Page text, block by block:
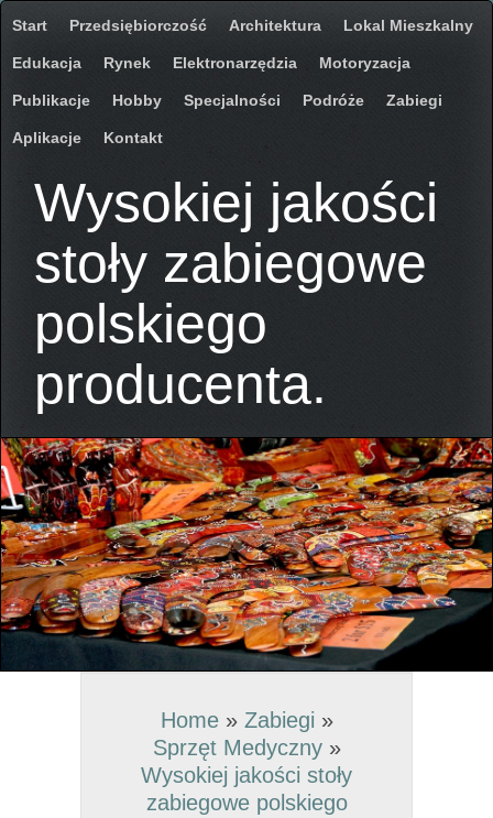
Start Przedsiębiorczość Architektura Lokal Mieszkalny
Edukacja Rynek Elektronarzędzia Motoryzacja
Publikacje Hobby Specjalności Podróże Zabiegi
Aplikacje Kontakt
Wysokiej jakości
stoły zabiegowe
polskiego
producenta.
Home» Zabiegi »
Sprzęt Medyczny»
Wysokiej jakości stoły
zabiegowe polskiego